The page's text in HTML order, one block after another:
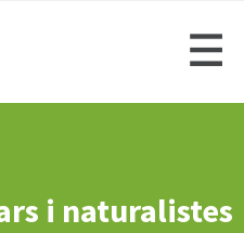
i naturalistes